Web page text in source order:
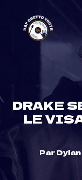
content
DRAKE
LE
Par